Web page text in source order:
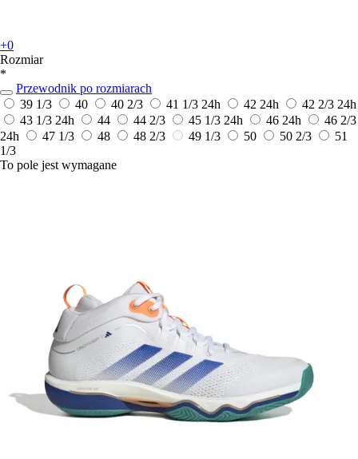
+0
Rozmiar
*
Przewodnik po rozmiarach
39 1/3
40 40 2/3 41 1/3 24h 42 24h 42 2/3 24h
43 1/3 24h 44 44 2/3 45 1/3 24h 46 24h
46 2/3
24h
47 1/3 48 48 2/3 49 1/3 50 50 2/3
51
1/3
To pole jest wymagane